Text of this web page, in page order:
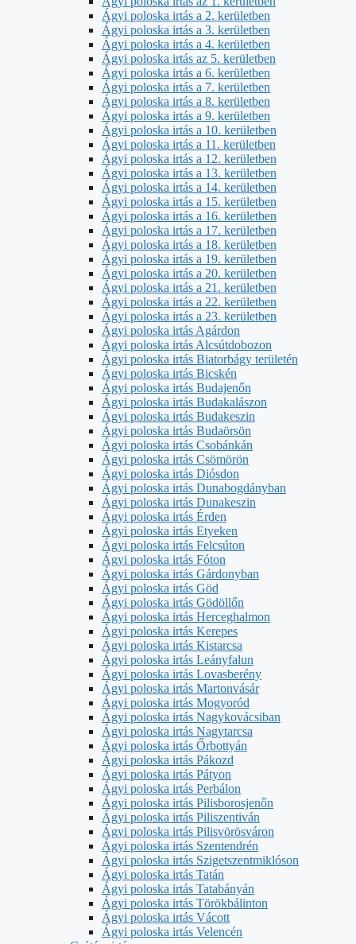
Ágyi poloska irtás a 2. kerületben
Ágyi poloska irtás a 3. kerületben
Ágyi poloska irtás a 4. kerületben
Ágyi poloska irtás az 5. kerületben
Ágyi poloska irtás a 6. kerületben
Ágyi poloska irtás a 7. kerületben
Ágyi poloska irtás a 8. kerületben
Ágyi poloska irtás a 9. kerületben
Ágyi poloska irtás a 10. kerületben
Ágyi poloska irtás a 11. kerületben
Ágyi poloska irtás a 12. kerületben
Ágyi poloska irtás a 13. kerületben
Ágyi poloska irtás a 14. kerületben
Ágyi poloska irtás a 15. kerületben
Ágyi poloska irtás a 16. kerületben
Ágyi poloska irtás a 17. kerületben
Ágyi poloska irtás a 18. kerületben
Ágyi poloska irtás a 19. kerületben
Ágyi poloska irtás a 20. kerületben
Ágyi poloska irtás a 21. kerületben
Ágyi poloska irtás a 22. kerületben
Ágyi poloska irtás a 23. kerületben
Ágyi poloska irtás Agárdon
Ágyi poloska irtás Alcsútdobozon
Ágyi poloska irtás Biatorbágy területén
Ágyi poloska irtás Bicskén
Ágyi poloska irtás Budajenőn
Ágyi poloska irtás Budakalászon
Ágyi poloska irtás Budakeszin
Ágyi poloska irtás Budaörsön
Ágyi poloska irtás Csobánkán
Ágyi poloska irtás Csömörön
Ágyi poloska irtás Diósdon
Ágyi poloska irtás Dunabogdányban
Ágyi poloska irtás Dunakeszin
Ágyi poloska irtás Érden
Ágyi poloska irtás Etyeken
Ágyi poloska irtás Felcsúton
Ágyi poloska irtás Fóton
Ágyi poloska irtás Gárdonyban
Ágyi poloska irtás Göd
Ágyi poloska irtás Gödöllőn
Ágyi poloska irtás Herceghalmon
Ágyi poloska irtás Kerepes
Ágyi poloska irtás Kistarcsa
Ágyi poloska irtás Leányfalun
Ágyi poloska irtás Lovasberény
Ágyi poloska irtás Martonvásár
Ágyi poloska irtás Mogyoród
Ágyi poloska irtás Nagykovácsiban
Ágyi poloska irtás Nagytarcsa
Ágyi poloska irtás Őrbottyán
Ágyi poloska irtás Pákozd
Ágyi poloska irtás Pátyon
Ágyi poloska irtás Perbálon
Ágyi poloska irtás Pilisborosjenőn
Ágyi poloska irtás Piliszentiván
Ágyi poloska irtás Pilisvörösváron
Ágyi poloska irtás Szentendrén
Ágyi poloska irtás Szigetszentmiklóson
Ágyi poloska irtás Tatán
Ágyi poloska irtás Tatabányán
Ágyi poloska irtás Törökbálinton
Ágyi poloska irtás Vácott
Ágyi poloska irtás Velencén